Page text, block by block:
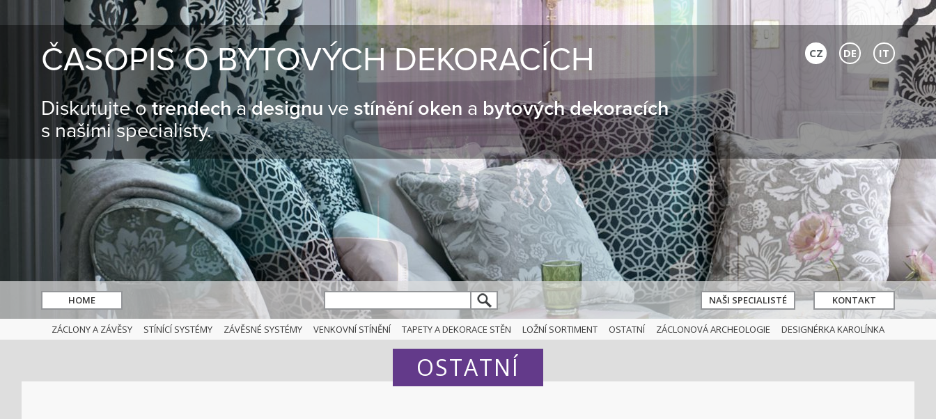
ČASOPIS O BYTOVÝCH DEKORACÍCH
Diskutujte otrendechadesignu ve stínění oken a bytových dekoracích
s našimi specialisty.
CZ DE IT
HOME NAŠI SPECIALISTÉ KONTAKT
ZÁCLONY A ZÁVĚSY STÍNÍCÍ SYSTÉMY ZÁVĚSNÉ SYSTÉMY VENKOVNÍ STÍNĚNÍ TAPETY A DEKORACE STĚN LOŽNÍ SORTIMENT OSTATNÍ ZÁCLONOVÁ ARCHEOLOGIE DESIGNÉRKA KAROLÍNKA
OSTATNÍ